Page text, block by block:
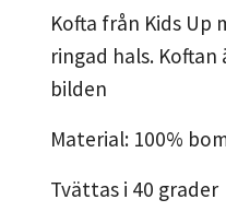
Kofta från Kids Up
ringad hals.
bilden
Material: 100%
Tvättas i 40 grader